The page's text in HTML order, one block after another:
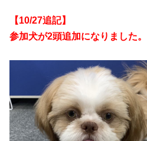
【10/27追記】
参加犬が2頭追加になりました。